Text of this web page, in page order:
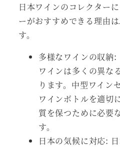
日本ワインのコレクター
ーがおすすめできる理由
す。
多様なワインの収納:
ワインは多くの異な
ります。中型ワイン
ワインボトルを適切
質を保つために必要
す。
日本の気候に対応: